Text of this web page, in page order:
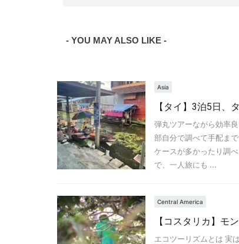
- YOU MAY ALSO LIKE -
Asia
【タイ】3泊5日、
弾丸ツアーながら効率
部自分で調べて手配ま
ケースが多かったり調
で、一人旅にも ...
Central America
【コスタリカ】モ
エコツーリズムとは 実